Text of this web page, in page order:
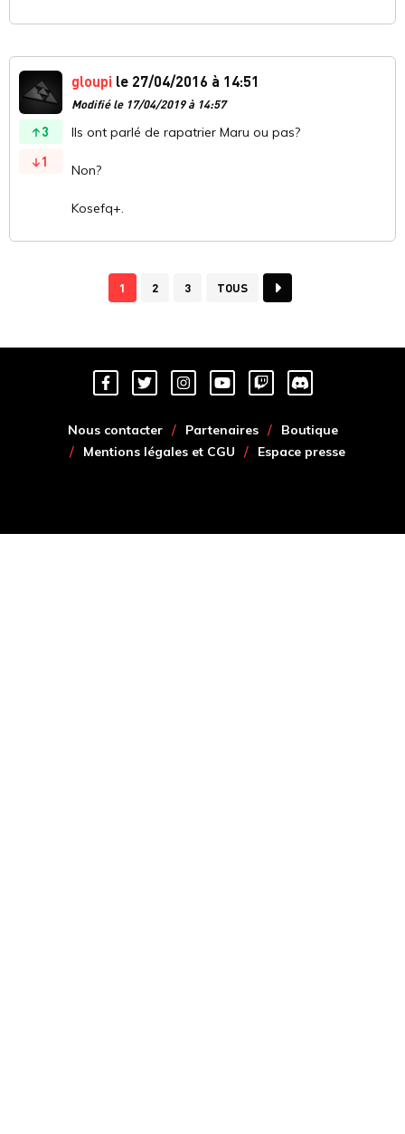
3
1
gloupi le 27/04/2016 à 14:51
Modifié le 17/04/2019 à 14:57
Ils ont parlé de rapatrier Maru ou pas?
Non?
Kosefq+.
1 2 3 TOUS
Nous contacter Partenaires
Boutique
Mentions légales et CGU
Espace presse